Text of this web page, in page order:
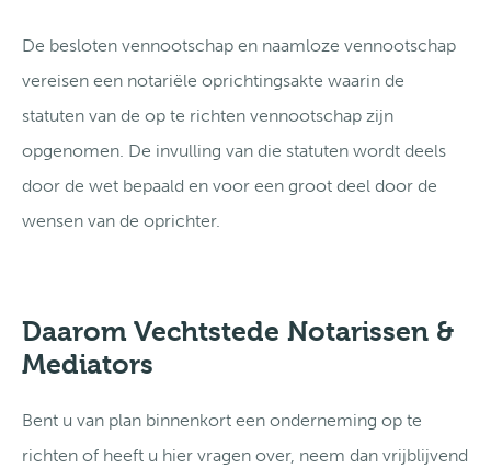
De besloten vennootschap en naamloze vennootschap
vereisen een notariële oprichtingsakte waarin de
statuten van de op te richten vennootschap zijn
opgenomen. De invulling van die statuten wordt deels
door de wet bepaald en voor een groot deel door de
wensen van de oprichter.
Daarom Vechtstede Notarissen &
Mediators
Bent u van plan binnenkort een onderneming op te
richten of heeft u hier vragen over, neem dan vrijblijvend